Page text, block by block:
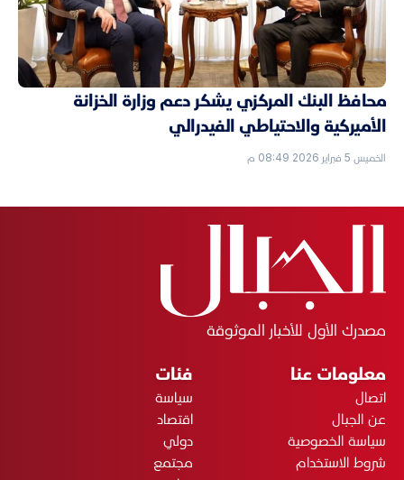
محافظ البنك المركزي يشكر دعم وزارة الخزانة
الأميركية والاحتياطي الفيدرالي
الخميس 5 فبراير 2026 08:49 م
مصدرك الأول للأخبار الموثوقة
معلومات عنا
اتصال
عن الجبال
سياسة الخصوصية
شروط الاستخدام
فئات
سياسة
اقتصاد
دولي
مجتمع